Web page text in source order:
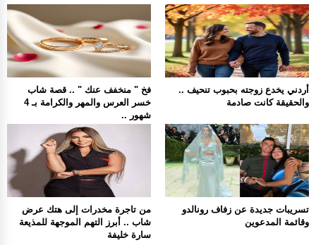
فخ " منخفف عنك " .. قصة شاب
خسر العرس والمهر والكرامة بـ 4
شهور ..
أردني يخدع زوجته بحبوب تنحيف ..
والحقيقة كانت صادمة
من تاجرة مخدرات إلى هتك عرض
شاب .. أبرز التهم الموجهة للمذيعة
سارة خليفة
تسريبات جديدة عن زفاف رونالدو
وقائمة المدعوين